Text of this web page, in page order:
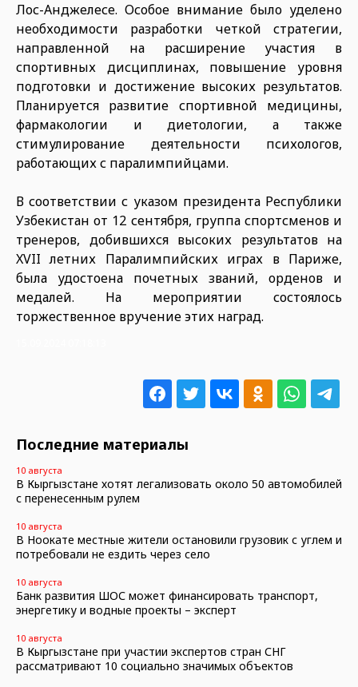
Лос-Анджелесе. Особое внимание было уделено
необходимости разработки четкой стратегии,
направленной на расширение участия в
спортивных дисциплинах, повышение уровня
подготовки и достижение высоких результатов.
Планируется развитие спортивной медицины,
фармакологии и диетологии, а также
стимулирование деятельности психологов,
работающих с паралимпийцами.
В соответствии с указом президента Республики
Узбекистан от 12 сентября, группа спортсменов и
тренеров, добившихся высоких результатов на
XVII летних Паралимпийских играх в Париже,
была удостоена почетных званий, орденов и
медалей. На мероприятии состоялось
торжественное вручение этих наград.
Последние материалы
10 августа
В Кыргызстане хотят легализовать около 50 автомобилей
с перенесенным рулем
10 августа
В Ноокате местные жители остановили грузовик с углем и
потребовали не ездить через село
10 августа
Банк развития ШОС может финансировать транспорт,
энергетику и водные проекты – эксперт
10 августа
В Кыргызстане при участии экспертов стран СНГ
рассматривают 10 социально значимых объектов